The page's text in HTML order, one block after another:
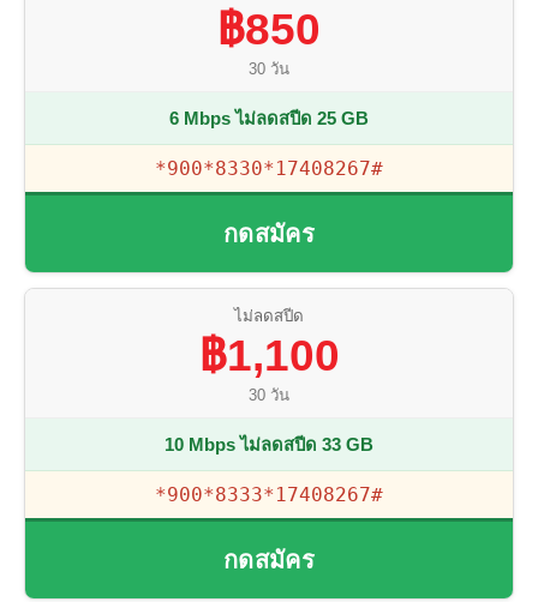
฿850
30 วัน
6 Mbps ไม่ลดสปีด 25 GB
*900*8330*17408267#
กดสมัคร
ไม่ลดสปีด
฿1,100
30 วัน
10 Mbps ไม่ลดสปีด 33 GB
*900*8333*17408267#
กดสมัคร